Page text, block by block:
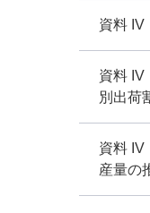
資料 IV
資料 IV
別出荷
資料 IV
産量の